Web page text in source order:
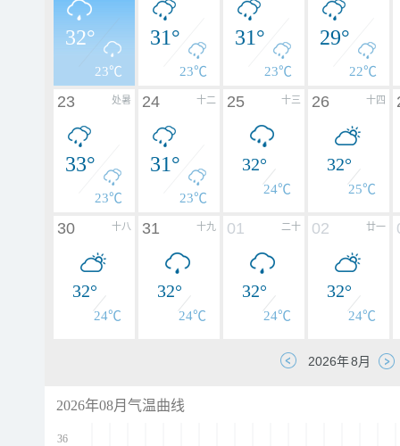
32°
23℃
31°
23℃
31°
23℃
29°
22℃
处暑
23
33°
23℃
十二
24
31°
23℃
十三
25
32°
24℃
十四
26
32°
25℃
十八
30
32°
24℃
十九
31
32°
24℃
二十
01
32°
24℃
廿一
02
32°
24℃
2026年08月气温曲线
36